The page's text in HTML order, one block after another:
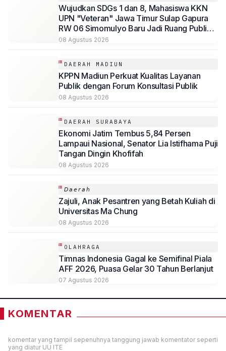
Wujudkan SDGs 1 dan 8, Mahasiswa KKN
UPN "Veteran" Jawa Timur Sulap Gapura
RW 06 Simomulyo Baru Jadi Ruang Publik
Bernilai Ekonomi
08 Agustus 2026
DAERAH MADIUN
KPPN Madiun Perkuat Kualitas Layanan
Publik dengan Forum Konsultasi Publik
08 Agustus 2026
DAERAH SURABAYA
Ekonomi Jatim Tembus 5,84 Persen
Lampaui Nasional, Senator Lia Istifhama Puji
Tangan Dingin Khofifah
08 Agustus 2026
𝘋𝘢𝘦𝘳𝘢𝘩
Zajuli, Anak Pesantren yang Betah Kuliah di
Universitas Ma Chung
08 Agustus 2026
OLAHRAGA
Timnas Indonesia Gagal ke Semifinal Piala
AFF 2026, Puasa Gelar 30 Tahun Berlanjut
07 Agustus 2026
KOMENTAR
komentar yang tampil sepenuhnya tanggung jawab komentator seperti
yang diatur UU ITE